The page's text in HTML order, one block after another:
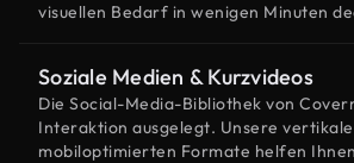
visuellen Bedarf in wenigen Minuten
Soziale Medien & Kurzvideos
Die Social-Media-Bibliothek von
Interaktion ausgelegt. Unsere
mobiloptimierten Formate helfen